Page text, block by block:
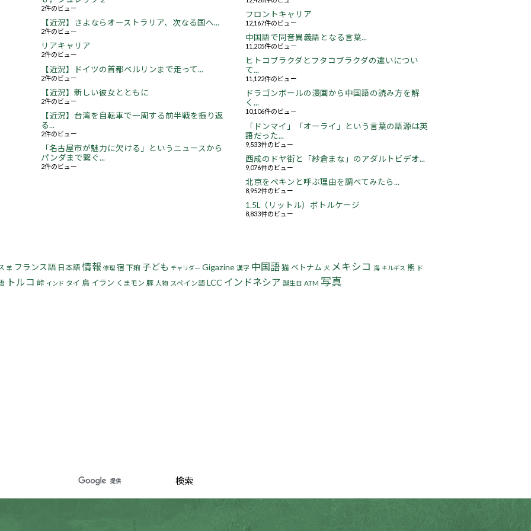
2件のビュー
【近況】さよならオーストラリア、次なる国へ...
2件のビュー
リアキャリア
2件のビュー
【近況】ドイツの首都ベルリンまで走って...
2件のビュー
【近況】新しい彼女とともに
2件のビュー
【近況】台湾を自転車で一周する前半戦を振り返
る...
2件のビュー
「名古屋市が魅力に欠ける」というニュースから
パンダまで繋ぐ...
2件のビュー
フロントキャリア
12,167件のビュー
中国語で同音異義語となる言葉...
11,205件のビュー
ヒトコブラクダとフタコブラクダの違いについ
て...
11,122件のビュー
ドラゴンボールの漫画から中国語の読み方を解
く...
10,106件のビュー
「ドンマイ」「オーライ」という言葉の語源は英
語だった...
9,533件のビュー
西成のドヤ街と「紗倉まな」のアダルトビデオ...
9,076件のビュー
北京をペキンと呼ぶ理由を調べてみたら...
8,952件のビュー
1.5L（リットル）ボトルケージ
8,833件のビュー
羊 フランス語 日本語 情報 修理 宿 下痢 子ども チャリダー Gigazine 漢字 中国語猫 ベトナム 犬 メキシコ 海 キルギス 熊 ド
トルコ 峠 インド タイ 鳥 イラン くまモン 豚 人物 スペイン語 LCC インドネシア 誕生日 ATM 写真